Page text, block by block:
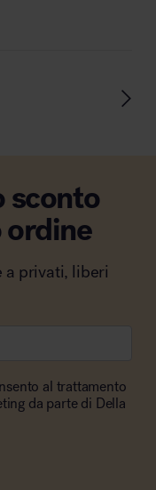
sconto
ordine
a privati, liberi
al trattamento
da parte di Della